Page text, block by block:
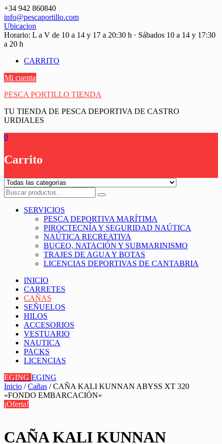
Saltar
contenido
+34 942 860840
info@pescaportillo.com
Ubicacion
Horario: L a V de 10 a 14 y 17 a 20:30 h · Sábados 10 a 14 y 17:30
a 20 h
CARRITO
Mi cuenta
PESCA PORTILLO TIENDA
TU TIENDA DE PESCA DEPORTIVA DE CASTRO
URDIALES
0
Carrito
SERVICIOS
PESCA DEPORTIVA MARÍTIMA
PIROCTECNÍA Y SEGURIDAD NAÚTICA
NAÚTICA RECREATIVA
BUCEO, NATACIÓN Y SUBMARINISMO
TRAJES DE AGUA Y BOTAS
LICENCIAS DEPORTIVAS DE CANTABRIA
INICIO
CARRETES
CAÑAS
SEÑUELOS
HILOS
ACCESORIOS
VESTUARIO
NAUTICA
PACKS
LICENCIAS
EGING EGING
Inicio /Cañas / CAÑA KALI KUNNAN ABYSS XT 320
«FONDO EMBARCACIÓN»
¡Oferta!
CAÑA KALI KUNNAN